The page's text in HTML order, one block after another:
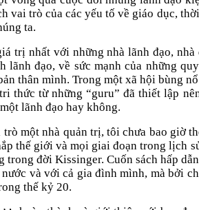
vai trò của các yếu tố về giáo dục,
ta.
trị nhất với những nhà lãnh đạo,
lãnh đạo, về sức mạnh của những
thân mình. Trong một xã hội bùng
thức từ những “guru” đã thiết lập
lãnh đạo hay không.
một nhà quản trị, tôi chưa bao giờ
thế giới và mọi giai đoạn trong lịch
trong đời Kissinger. Cuốn sách hấp
và với cả gia đình mình, mà bởi
thế kỷ 20.